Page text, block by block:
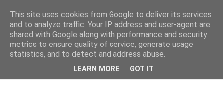
This site uses cookies from Google to deliver its services
and to analyze traffic. Your IP address and user-agent are
shared with Google along with performance and security
metrics to ensure quality of service, generate usage
statistics, and to detect and address abuse.
LEARN MORE GOT IT